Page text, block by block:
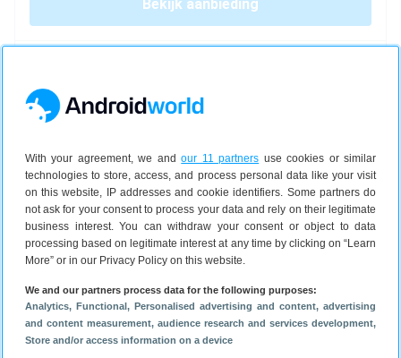
With your agreement, we andour 11 partners use cookies or similar
technologies to store, access, and process personal data like your visit
on this website, IP addresses and cookie identifiers. Some partners do
not ask for your consent to process your data and rely on their legitimate
business interest. You can withdraw your consent or object to data
processing based on legitimate interest at any time by clicking on “Learn
More” or in our Privacy Policy on this website.
We and our partners process data for the following purposes:
Analytics, Functional , Personalised advertising and content, advertising
and content measurement, audience research and services development,
Store and/or access information on a device
Bekijk aanbieding
Samsung Galaxy A57
5G
€ 379,00
2jaar garantie
Bekijk aanbieding
Amazon 2d